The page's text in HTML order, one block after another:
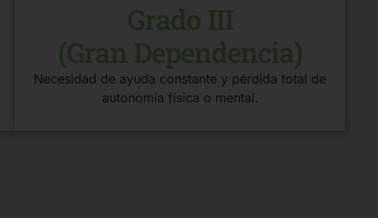
Grado III
(Gran Dependencia)
Necesidad de ayuda constante y pérdida total de
autonomía física o mental.